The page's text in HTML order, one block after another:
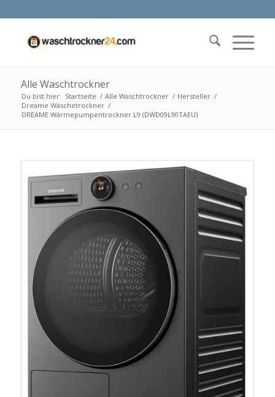
Alle Waschtrockner
Du bist hier: Startseite / Alle Waschtrockner / Hersteller /
Dreame Wäschetrockner /
DREAME Wärmepumpentrockner L9 (DWD09L90TAEU)